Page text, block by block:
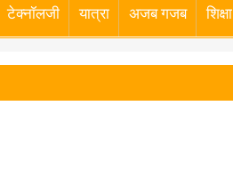
टेक्नॉलजी यात्रा अजब गजब शिक्षा